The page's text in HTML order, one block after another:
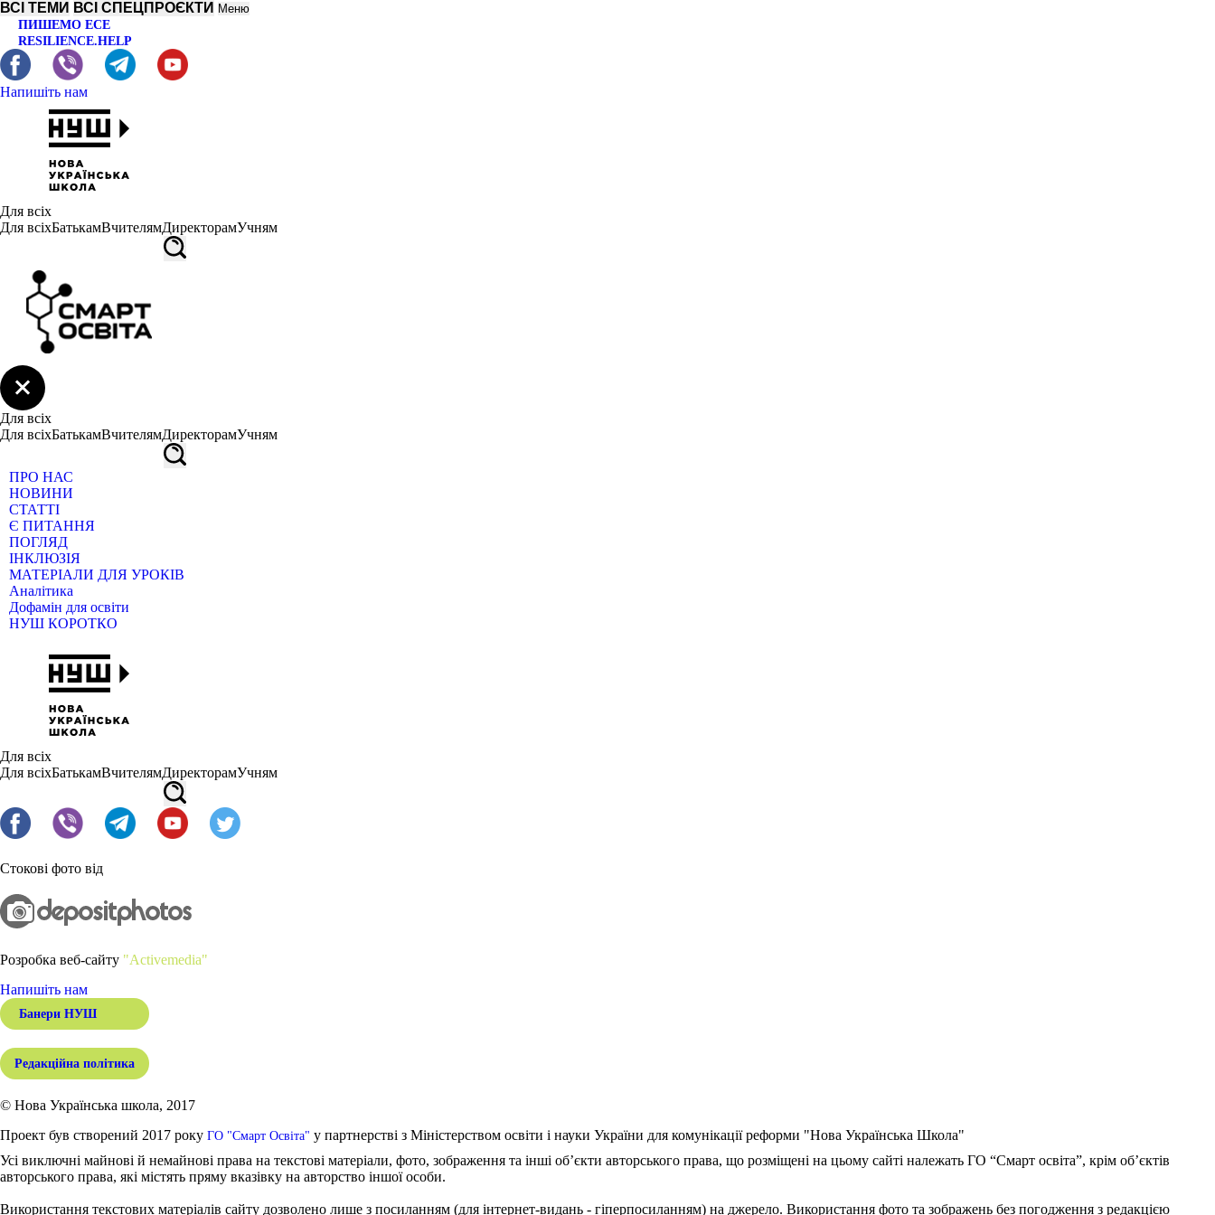
ВСІ ТЕМИ ВСІ СПЕЦПРОЄКТИ Меню
ПИШЕМО ЕСЕ
RESILIENCE.HELP
Напишіть нам
Для всіх
Для всіхБатькамВчителямДиректорамУчням
Для всіх
Для всіхБатькамВчителямДиректорамУчням
ПРО НАС
НОВИНИ
СТАТТІ
Є ПИТАННЯ
ПОГЛЯД
ІНКЛЮЗІЯ
МАТЕРІАЛИ ДЛЯ УРОКІВ
Аналітика
Дофамін для освіти
НУШ КОРОТКО
Для всіх
Для всіхБатькамВчителямДиректорамУчням
Стокові фото від
Розробка веб-сайту "Activemedia"
Напишіть нам
Банери НУШ
Редакційна політика
© Нова Українська школа, 2017
Проект був створений 2017 року ГО "Смарт Освіта" у партнерстві з Міністерством освіти і науки України для комунікації реформи "Нова Українська Школа"
Усі виключні майнові й немайнові права на текстові матеріали, фото, зображення та інші об’єкти авторського права, що розміщені на цьому сайті належать ГО “Смарт освіта”, крім об’єктів
авторського права, які містять пряму вказівку на авторство іншої особи.
Використання текстових матеріалів сайту дозволено лише з посиланням (для інтернет-видань - гіперпосиланням) на джерело. Використання фото та зображень без погодження з редакцією